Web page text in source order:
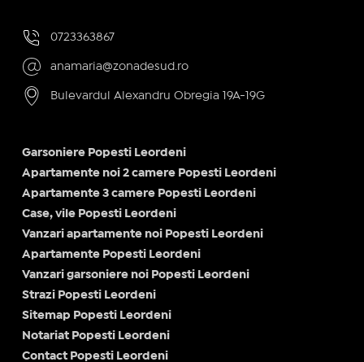
0723363867
anamaria@zonadesud.ro
Bulevardul Alexandru Obregia 19A-19G
Garsoniere Popesti Leordeni
Apartamente noi 2 camere Popesti Leordeni
Apartamente 3 camere Popesti Leordeni
Case, vile Popesti Leordeni
Vanzari apartamente noi Popesti Leordeni
Apartamente Popesti Leordeni
Vanzari garsoniere noi Popesti Leordeni
Strazi Popesti Leordeni
Sitemap Popesti Leordeni
Notariat Popesti Leordeni
Contact Popesti Leordeni